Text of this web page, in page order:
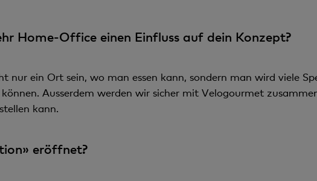
Home-Office einen Einfluss auf dein Konzept?
nur ein Ort sein, wo man essen kann, sondern man wird viele
Ausserdem werden wir sicher mit Velogourmet
kann.
eröffnet?